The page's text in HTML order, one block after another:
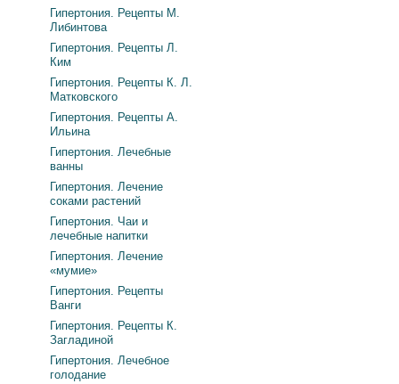
Гипертония. Рецепты М.
Либинтова
Гипертония. Рецепты Л.
Ким
Гипертония. Рецепты К. Л.
Матковского
Гипертония. Рецепты А.
Ильина
Гипертония. Лечебные
ванны
Гипертония. Лечение
соками растений
Гипертония. Чаи и
лечебные напитки
Гипертония. Лечение
«мумие»
Гипертония. Рецепты
Ванги
Гипертония. Рецепты К.
Загладиной
Гипертония. Лечебное
голодание